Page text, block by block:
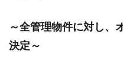
～全管理物件に対し、
決定～